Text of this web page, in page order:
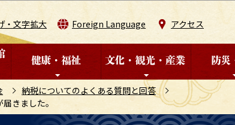
・文字拡大 Foreign Language アクセス
納税についてのよくある質問と回答
きました。